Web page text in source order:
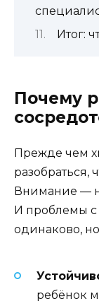
Итог:
Почему
Прежде чем
Внимание —
И проблемы с
одинаково,
ребёнок